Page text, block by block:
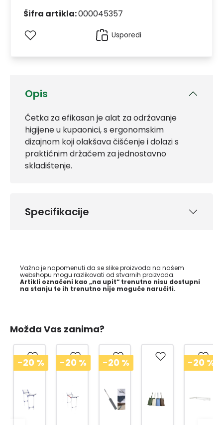
Opis
Četka za efikasan je alat za održavanje
higijene u kupaonici, s ergonomskim
dizajnom koji olakšava čišćenje i dolazi s
praktičnim držačem za jednostavno
skladištenje.
Specifikacije
Važno je napomenuti da se slike proizvoda na našem
webshopu mogu razlikovati od stvarnih proizvoda.
Artikli označeni kao „na upit“ trenutno nisu dostupni
na stanju te ih trenutno nije moguće naručiti.
Šifra artikla:000045357
Usporedi
Možda Vas zanima?
-20% -20% -20% -20%